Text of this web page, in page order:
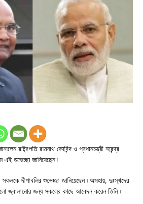
রাষ্ট্রপতি রামনাথ কোবিন্দ ও প্রধানমন্ত্রী নরেন্দ্র
এই শুভেচ্ছা জানিয়েছেন ৷
সকলকে দীপাবলির শুভেচ্ছা জানিয়েছেন ৷ অসহায়, দুঃস্থদের
জ্বালানোর জন্য সকলের কাছে আবেদন করেন তিনি ৷